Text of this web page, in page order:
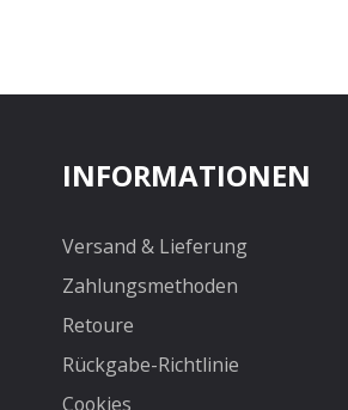
INFORMATIONEN
Versand & Lieferung
Zahlungsmethoden
Retoure
Rückgabe-Richtlinie
Cookies